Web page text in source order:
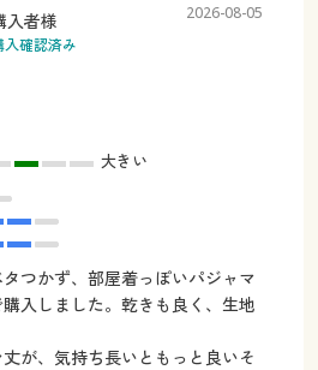
入者様
入確認済み
2026-08-05
大きい
つかず、部屋着っぽいパジャマ
入しました。乾きも良く、生地
が、気持ち長いともっと良いそ